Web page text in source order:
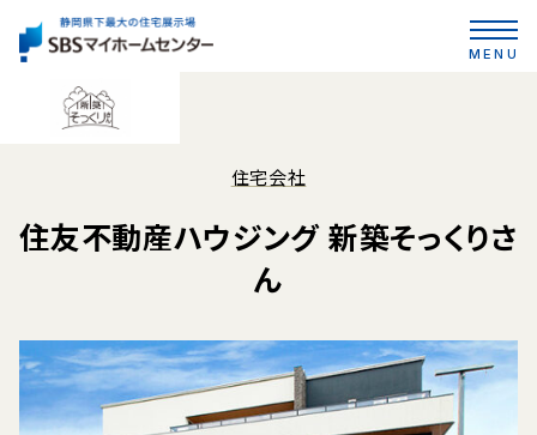
MENU
住宅会社
住友不動産ハウジング 新築そっくりさ
ん